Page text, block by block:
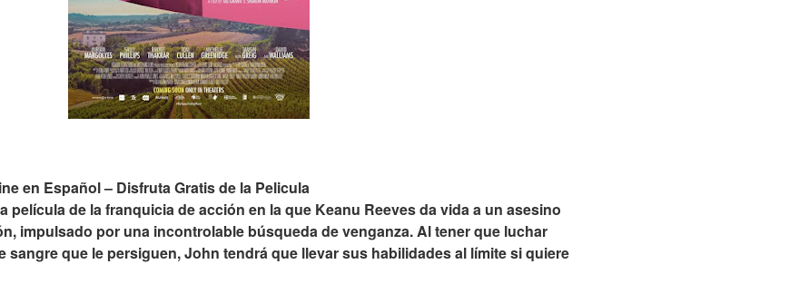
en Español – Disfruta Gratis de la Pelicula
película de la franquicia de acción en la que Keanu Reeves da vida a un asesino
impulsado por una incontrolable búsqueda de venganza. Al tener que luchar
sangre que le persiguen, John tendrá que llevar sus habilidades al límite si quiere